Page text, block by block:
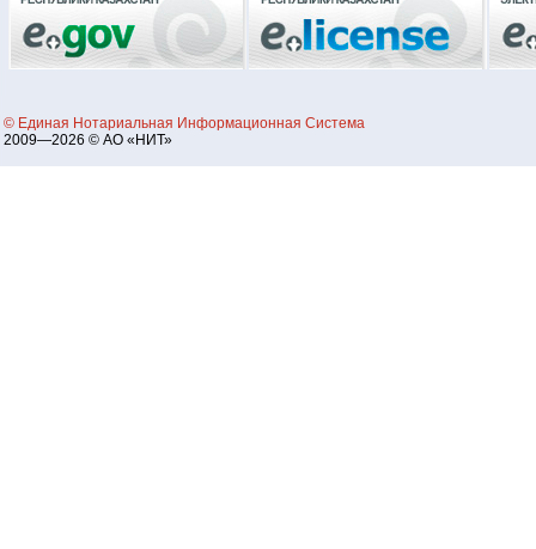
© Единая Нотариальная Информационная Система
2009—2026 © АО «НИТ»